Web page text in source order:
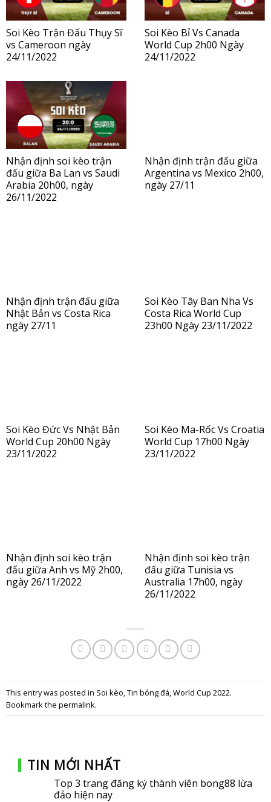
Soi Kèo Trận Đấu Thụy Sĩ
vs Cameroon ngày
24/11/2022
Soi Kèo Bỉ Vs Canada
World Cup 2h00 Ngày
24/11/2022
Nhận định soi kèo trận
đấu giữa Ba Lan vs Saudi
Arabia 20h00, ngày
26/11/2022
Nhận định trận đấu giữa
Argentina vs Mexico 2h00,
ngày 27/11
Nhận định trận đấu giữa
Nhật Bản vs Costa Rica
ngày 27/11
Soi Kèo Tây Ban Nha Vs
Costa Rica World Cup
23h00 Ngày 23/11/2022
Soi Kèo Đức Vs Nhật Bản
World Cup 20h00 Ngày
23/11/2022
Soi Kèo Ma-Rốc Vs Croatia
World Cup 17h00 Ngày
23/11/2022
Nhận định soi kèo trận
đấu giữa Anh vs Mỹ 2h00,
ngày 26/11/2022
Nhận định soi kèo trận
đấu giữa Tunisia vs
Australia 17h00, ngày
26/11/2022
This entry was posted in Soi kèo,Tin bóng đá,World Cup 2022.
Bookmark the permalink.
TIN MỚI NHẤT
Top 3 trang đăng ký thành viên bong88 lừa
đảo hiện nay